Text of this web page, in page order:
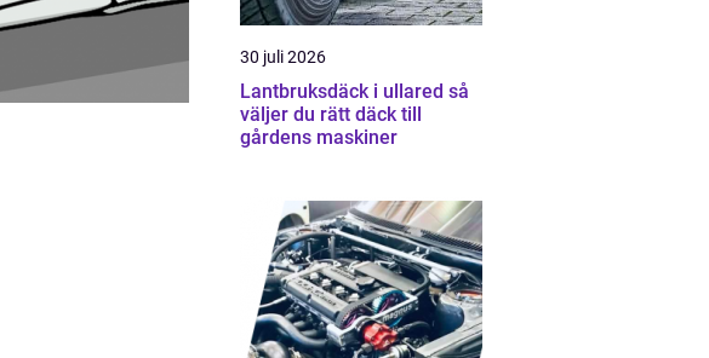
30 juli 2026
Lantbruksdäck i ullared så
väljer du rätt däck till
gårdens maskiner